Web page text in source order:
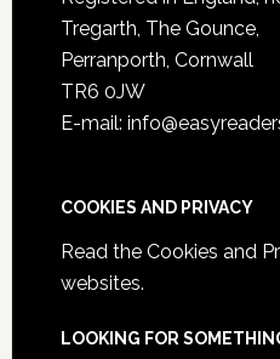
Tregarth, The Gounce,
Perranporth, Cornwall
TR6 0JW
E-mail:
COOKIES AND PRIVACY
Read the Cookies and
websites.
LOOKING FOR